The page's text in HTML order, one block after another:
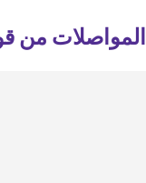
المواصلات من